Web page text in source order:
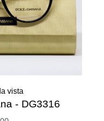
vista
- DG3316